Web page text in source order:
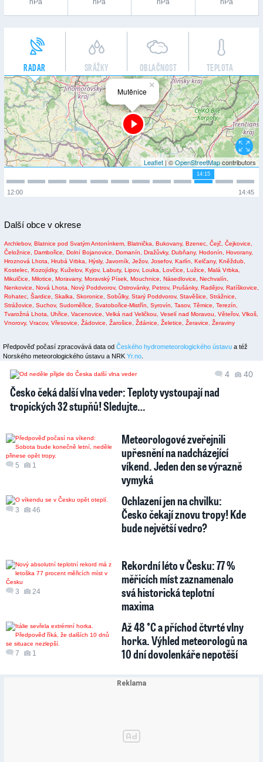
hPa hPa hPa hPa
RADAR SRÁŽKY OBLAČNOST TEPLOTA
×
Mutěnice
Leaflet | ©OpenStreetMapcontributors
14:15
14:45
12:00
Další obce v okrese
Archlebov, Blatnice pod Svatým Antonínkem, Blatnička, Bukovany, Bzenec, Čejč, Čejkovice,
Čeložnice,
Dambořice, Dolní Bojanovice, Domanín, Dražůvky, Dubňany, Hodonín,
Hovorany,
Hroznová Lhota,
Hrubá Vrbka, Hýsly, Javorník, Ježov, Josefov, Karlín, Kelčany, Kněždub,
Kostelec, Kozojídky, Kuželov, Kyjov, Labuty, Lipov, Louka, Lovčice, Lužice,
Malá Vrbka,
Mikulčice,
Milotice, Moravany, Moravský Písek, Mouchnice, Násedlovice,
Nechvalín,
Nenkovice,
Nová Lhota, Nový Poddvorov, Ostrovánky, Petrov, Prušánky, Radějov, Ratíškovice,
Rohatec, Šardice, Skalka, Skoronice, Sobůlky, Starý Poddvorov, Stavěšice,
Strážnice,
Strážovice,
Suchov, Sudoměřice, Svatobořice-Mistřín, Syrovín, Tasov, Těmice,
Terezín,
Tvarožná Lhota,
Uhřice, Vacenovice, Velká nad Veličkou, Veselí nad Moravou, Věteřov, Vlkoš,
Vnorovy, Vracov, Vřesovice, Žádovice, Žarošice, Ždánice, Želetice, Žeravice, Žeraviny
Předpověď počasí zpracovává data od Českého hydrometeorologického ústavu a též
Norského meteorologického ústavu a NRK Yr.no
4 40
Česko čeká další vlna veder: Teploty vystoupají nad
tropických 32 stupňů! Sledujte…
5 1
Meteorologové zveřejnili
upřesnění na nadcházející
víkend. Jeden den se výrazně
vymyká
3 46
Ochlazení jen na chvilku:
Česko čekají znovu tropy! Kde
bude největší vedro?
3 24
Rekordní léto v Česku: 77 %
měřicích míst zaznamenalo
svá historická teplotní
maxima
7 1
Až 48 °C a příchod čtvrté vlny
horka. Výhled meteorologů na
10 dní dovolenkáře nepotěší